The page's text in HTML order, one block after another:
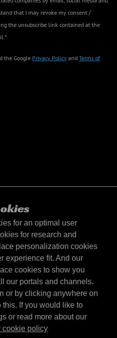
for an optimal user
for research and
personalization cookies
experience fit. And our
cookies to show you
our portals and channels.
or by clicking anywhere on
If you would like to
or read more about our
cookie policy
that I may revoke my consent /
the unsubscribe link contained at the
the Google Privacy Policy and Terms of